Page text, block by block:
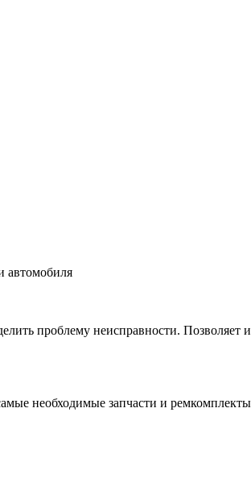
автомобиля
проблему неисправности. Позволяет
необходимые запчасти и